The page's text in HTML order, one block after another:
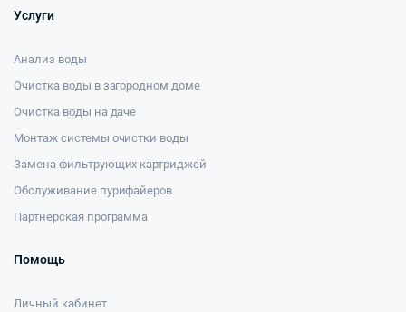
Услуги
Анализ воды
Очистка воды в загородном доме
Очистка воды на даче
Монтаж системы очистки воды
Замена фильтрующих картриджей
Обслуживание пурифайеров
Партнерская программа
Помощь
Личный кабинет